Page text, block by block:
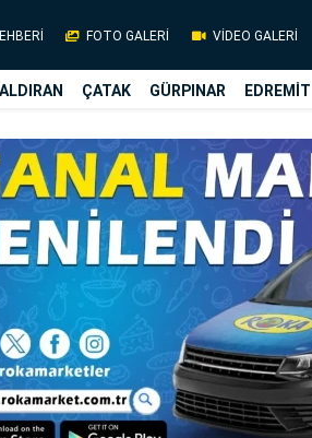
FOTO GALERİ VİDEO GALERİ
ÇATAK GÜRPINAR EDREMİT